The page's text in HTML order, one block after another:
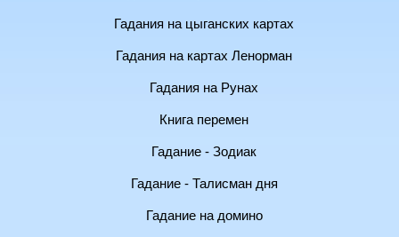
Гадания на цыганских картах
Гадания на картах Ленорман
Гадания на Рунах
Книга перемен
Гадание - Зодиак
Гадание - Талисман дня
Гадание на домино